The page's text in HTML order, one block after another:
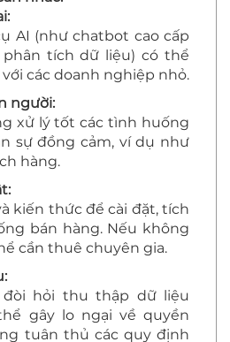
AI (như chatbot cao cấp
tích dữ liệu) có thể
các doanh nghiệp nhỏ.
người:
xử lý tốt các tình huống
sự đồng cảm, ví dụ như
hàng.
kiến thức để cài đặt, tích
bán hàng. Nếu không
cần thuê chuyên gia.
hỏi thu thập dữ liệu
gây lo ngại về quyền
tuân thủ các quy định